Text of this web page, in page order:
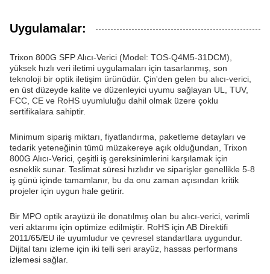
Uygulamalar:
Trixon 800G SFP Alıcı-Verici (Model: TOS-Q4M5-31DCM),
yüksek hızlı veri iletimi uygulamaları için tasarlanmış, son
teknoloji bir optik iletişim ürünüdür. Çin'den gelen bu alıcı-verici,
en üst düzeyde kalite ve düzenleyici uyumu sağlayan UL, TUV,
FCC, CE ve RoHS uyumluluğu dahil olmak üzere çoklu
sertifikalara sahiptir.
Minimum sipariş miktarı, fiyatlandırma, paketleme detayları ve
tedarik yeteneğinin tümü müzakereye açık olduğundan, Trixon
800G Alıcı-Verici, çeşitli iş gereksinimlerini karşılamak için
esneklik sunar. Teslimat süresi hızlıdır ve siparişler genellikle 5-8
iş günü içinde tamamlanır, bu da onu zaman açısından kritik
projeler için uygun hale getirir.
Bir MPO optik arayüzü ile donatılmış olan bu alıcı-verici, verimli
veri aktarımı için optimize edilmiştir. RoHS için AB Direktifi
2011/65/EU ile uyumludur ve çevresel standartlara uygundur.
Dijital tanı izleme için iki telli seri arayüz, hassas performans
izlemesi sağlar.